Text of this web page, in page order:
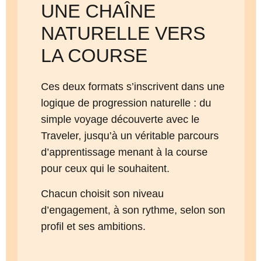
UNE CHAÎNE
NATURELLE VERS
LA COURSE
Ces deux formats s’inscrivent dans une
logique de progression naturelle : du
simple voyage découverte avec le
Traveler, jusqu’à un véritable parcours
d’apprentissage menant à la course
pour ceux qui le souhaitent.
Chacun choisit son niveau
d’engagement, à son rythme, selon son
profil et ses ambitions.